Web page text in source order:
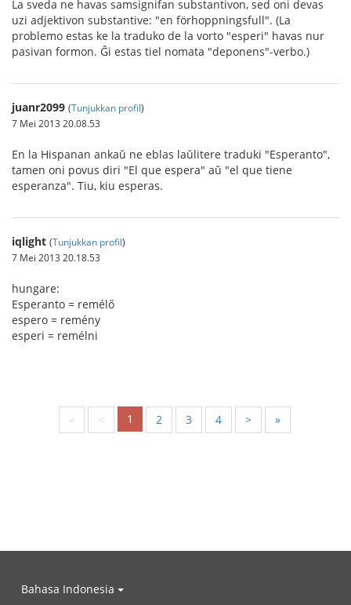
La sveda ne havas samsignifan substantivon, sed oni devas
uzi adjektivon substantive: "en förhoppningsfull". (La
problemo estas ke la traduko de la vorto "esperi" havas nur
pasivan formon. Ĝi estas tiel nomata "deponens"-verbo.)
juanr2099 (Tunjukkan profil)
7 Mei 2013 20.08.53
En la Hispanan ankaŭ ne eblas laŭlitere traduki "Esperanto",
tamen oni povus diri "El que espera" aŭ "el que tiene
esperanza". Tiu, kiu esperas.
iqlight (Tunjukkan profil)
7 Mei 2013 20.18.53
hungare:
Esperanto = remélő
espero = remény
esperi = remélni
« < 1 2 3 4 > »
Bahasa Indonesia